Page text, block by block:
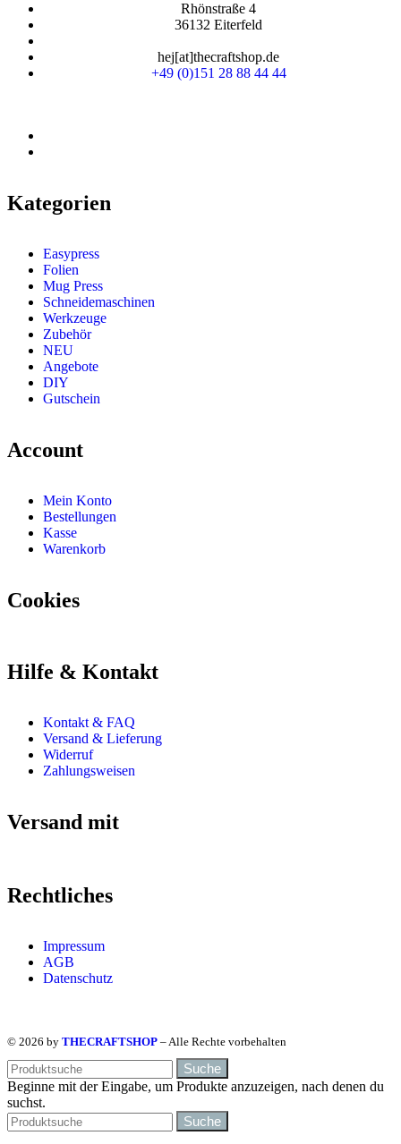
Rhönstraße 4
36132 Eiterfeld
hej[at]thecraftshop.de
+49 (0)151 28 88 44 44
Kategorien
Easypress
Folien
Mug Press
Schneidemaschinen
Werkzeuge
Zubehör
NEU
Angebote
DIY
Gutschein
Account
Mein Konto
Bestellungen
Kasse
Warenkorb
Cookies
Hilfe & Kontakt
Kontakt & FAQ
Versand & Lieferung
Widerruf
Zahlungsweisen
Versand mit
Rechtliches
Impressum
AGB
Datenschutz
© 2026 by THECRAFTSHOP – Alle Rechte vorbehalten
Suche
Beginne mit der Eingabe, um Produkte anzuzeigen, nach denen du
suchst.
Suche